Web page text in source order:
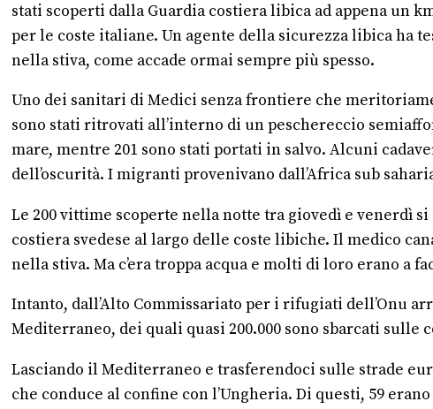
stati scoperti dalla Guardia costiera libica ad appena un
per le coste italiane. Un agente della sicurezza libica ha
nella stiva, come accade ormai sempre più spesso.
Uno dei sanitari di Medici senza frontiere che
sono stati ritrovati all’interno di un peschereccio
mare, mentre 201 sono stati portati in salvo. Alcuni
dell’oscurità. I migranti provenivano dall’Africa sub
Le 200 vittime scoperte nella notte tra giovedì e venerdì
costiera svedese al largo delle coste libiche. Il medico
nella stiva. Ma c’era troppa acqua e molti di loro erano a
Intanto, dall’Alto Commissariato per i rifugiati dell’Onu
Mediterraneo, dei quali quasi 200.000 sono sbarcati
Lasciando il Mediterraneo e trasferendoci sulle strade
che conduce al confine con l’Ungheria. Di questi, 59